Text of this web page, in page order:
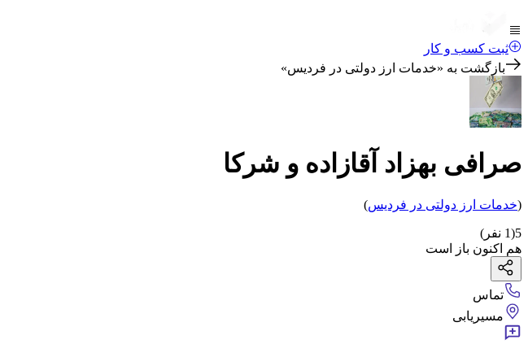
ثبت کسب و کار
بازگشت به «خدمات ارز دولتی در فردیس»
صرافی بهزاد آقازاده و شرکا
(خدمات ارز دولتی در فردیس)
5
(
1 نفر)
هم اکنون باز است
تماس
مسیریابی